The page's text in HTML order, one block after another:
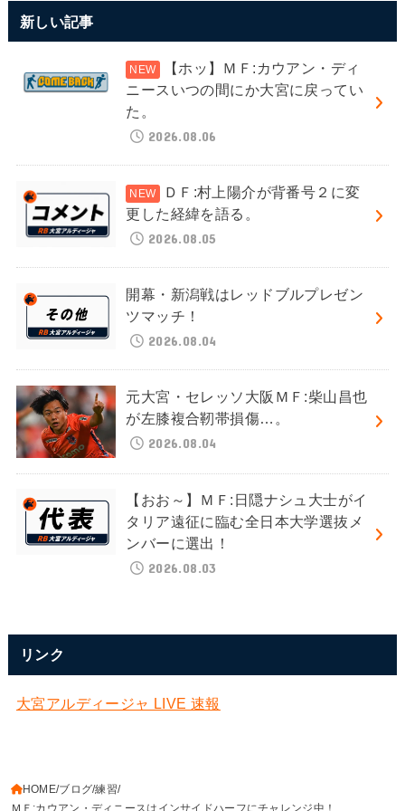
新しい記事
【ホッ】ＭＦ:カウアン・ディ
ニースいつの間にか大宮に戻ってい
た。
2026.08.06
ＤＦ:村上陽介が背番号２に変
更した経緯を語る。
2026.08.05
開幕・新潟戦はレッドブルプレゼン
ツマッチ！
2026.08.04
元大宮・セレッソ大阪ＭＦ:柴山昌也
が左膝複合靭帯損傷…。
2026.08.04
【おお～】ＭＦ:日隠ナシュ大士がイ
タリア遠征に臨む全日本大学選抜メ
ンバーに選出！
2026.08.03
リンク
大宮アルディージャ LIVE 速報
HOME ブログ 練習
ＭＦ:カウアン・ディニースはインサイドハーフにチャレンジ中！